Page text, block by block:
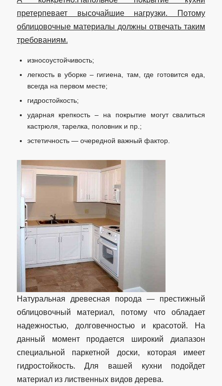
претерпевает высочайшие нагрузки. Потому
облицовочные материалы должны отвечать таким
требованиям.
износоустойчивость;
легкость в уборке – гигиена, там, где готовится еда,
всегда на первом месте;
гидростойкость;
ударная крепкость – на покрытие могут свалиться
кастрюля, тарелка, половник и пр.;
эстетичность — очередной важный фактор.
Натуральная древесная порода — престижный
облицовочный материал, потому что обладает
надежностью, долговечностью и красотой. На
данный момент продается широкий диапазон
специальной паркетной доски, которая имеет
гидростойкость. Для вашей кухни подойдет
материал из лиственных видов дерева.